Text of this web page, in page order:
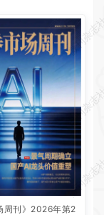
周刊》2026年第2
微刊杂
微刊杂
微刊杂